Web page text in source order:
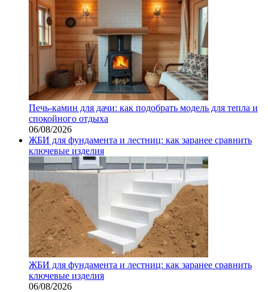
Печь-камин для дачи: как подобрать модель для тепла и
спокойного отдыха
06/08/2026
ЖБИ для фундамента и лестниц: как заранее сравнить
ключевые изделия
ЖБИ для фундамента и лестниц: как заранее сравнить
ключевые изделия
06/08/2026